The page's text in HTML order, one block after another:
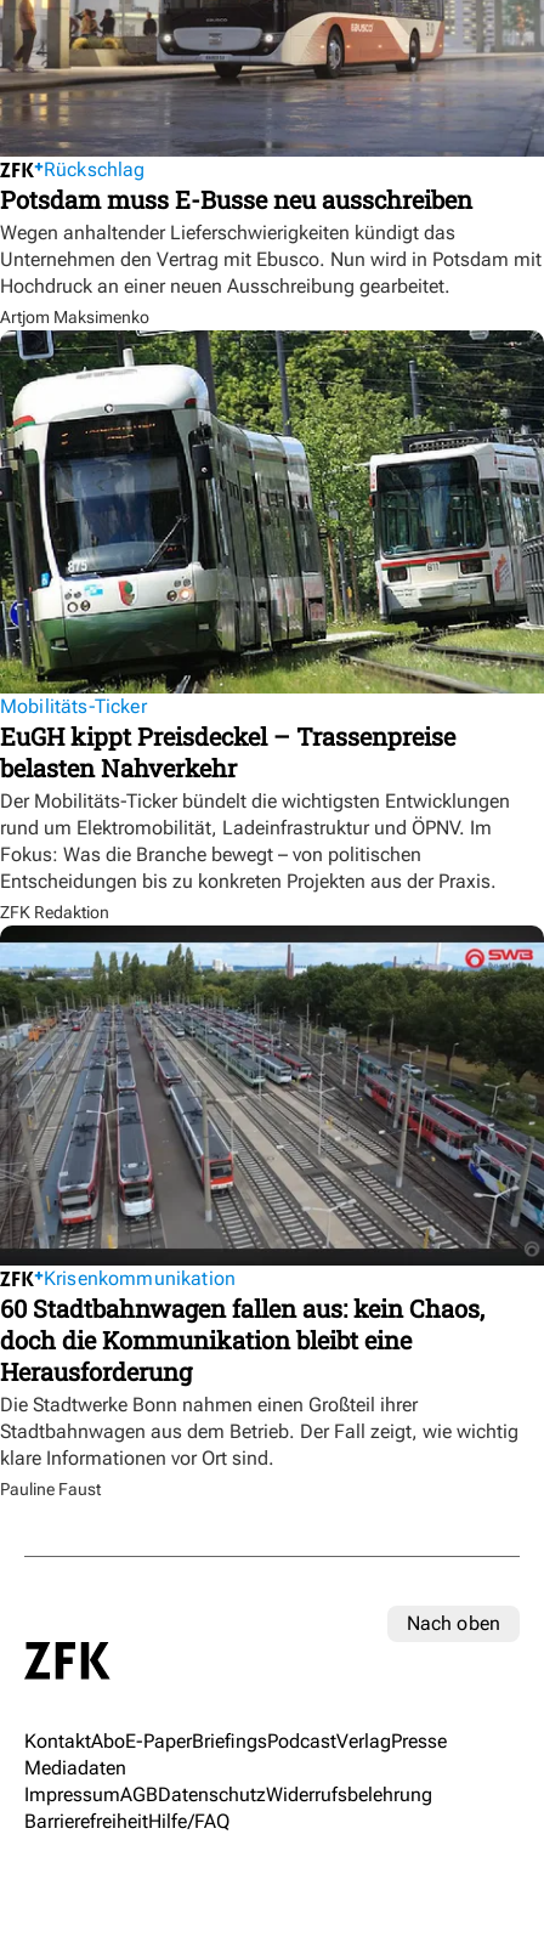
Rückschlag
Potsdam muss E-Busse neu ausschreiben
Wegen anhaltender Lieferschwierigkeiten kündigt das
Unternehmen den Vertrag mit Ebusco. Nun wird in Potsdam mit
Hochdruck an einer neuen Ausschreibung gearbeitet.
Artjom Maksimenko
Mobilitäts-Ticker
EuGH kippt Preisdeckel – Trassenpreise
belasten Nahverkehr
Der Mobilitäts-Ticker bündelt die wichtigsten Entwicklungen
rund um Elektromobilität, Ladeinfrastruktur und ÖPNV. Im
Fokus: Was die Branche bewegt – von politischen
Entscheidungen bis zu konkreten Projekten aus der Praxis.
ZFK Redaktion
Krisenkommunikation
60 Stadtbahnwagen fallen aus: kein Chaos,
doch die Kommunikation bleibt eine
Herausforderung
Die Stadtwerke Bonn nahmen einen Großteil ihrer
Stadtbahnwagen aus dem Betrieb. Der Fall zeigt, wie wichtig
klare Informationen vor Ort sind.
Pauline Faust
Nach oben
KontaktAboE-PaperBriefingsPodcastVerlagPresse
Mediadaten
ImpressumAGBDatenschutzWiderrufsbelehrung
BarrierefreiheitHilfe/FAQ